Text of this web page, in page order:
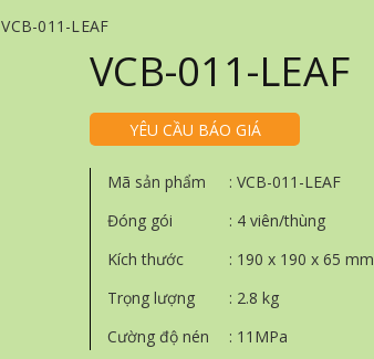
VCB-011-LEAF
VCB-011-LEAF
YÊU CẦU BÁO GIÁ
Mã sản phẩm
: VCB-011-LEAF
Đóng gói
: 4 viên/thùng
Kích thước
: 190 x 190 x 65 mm
Trọng lượng
: 2.8 kg
Cường độ nén
: 11MPa